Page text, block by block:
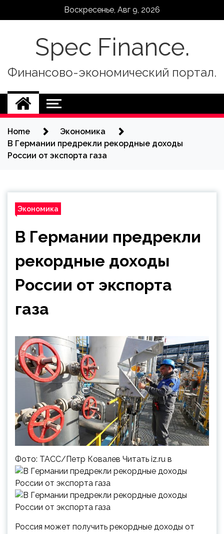
Воскресенье, Авг 9, 2026
Spec Finance.
Финансово-экономический портал.
Home
Экономика
В Германии предрекли рекордные доходы
России от экспорта газа
Экономика
В Германии предрекли
рекордные доходы
России от экспорта
газа
Фото: ТАСС/Петр Ковалев Читать iz.ru в
Россия может получить рекордные доходы от